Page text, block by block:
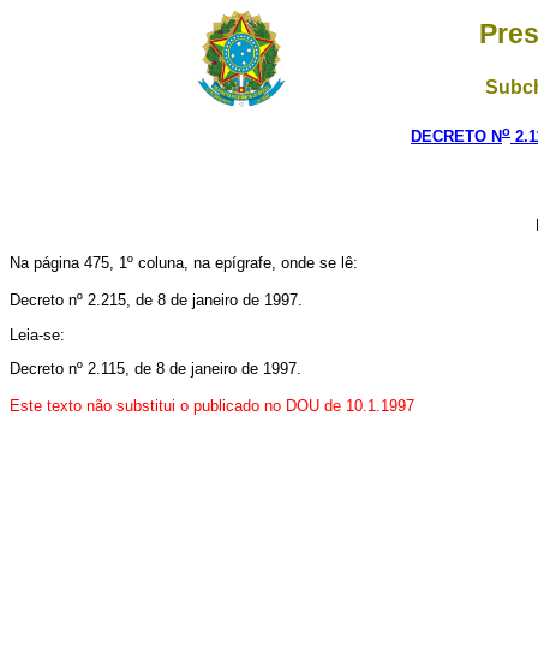
DECRETO No
Na página 475, 1º coluna, na epígrafe, onde se lê:
Decreto nº 2.215, de 8 de janeiro de 1997.
Leia-se:
Decreto nº 2.115, de 8 de janeiro de 1997.
Este texto não substitui o publicado no DOU de 10.1.1997